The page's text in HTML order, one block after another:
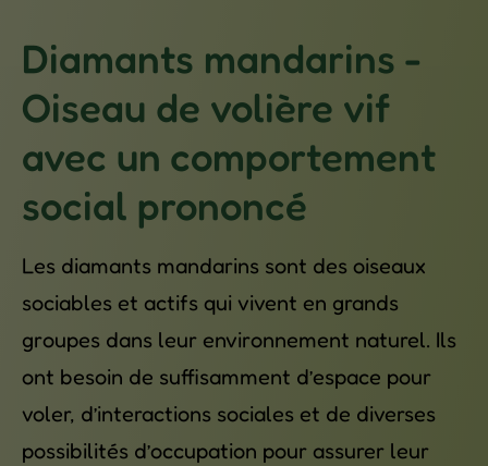
Diamants mandarins -
Oiseau de volière vif
avec un comportement
social prononcé
Les diamants mandarins sont des oiseaux
sociables et actifs qui vivent en grands
groupes dans leur environnement naturel. Ils
ont besoin de suffisamment d’espace pour
voler, d’interactions sociales et de diverses
possibilités d’occupation pour assurer leur